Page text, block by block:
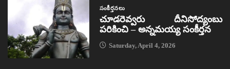
సంకీర్తనలు
చూడరెవ్వరు దీనిసోద్యంబు
పరికించి – అన్నమయ్య సంకీర్తన
Saturday, April 4, 2026